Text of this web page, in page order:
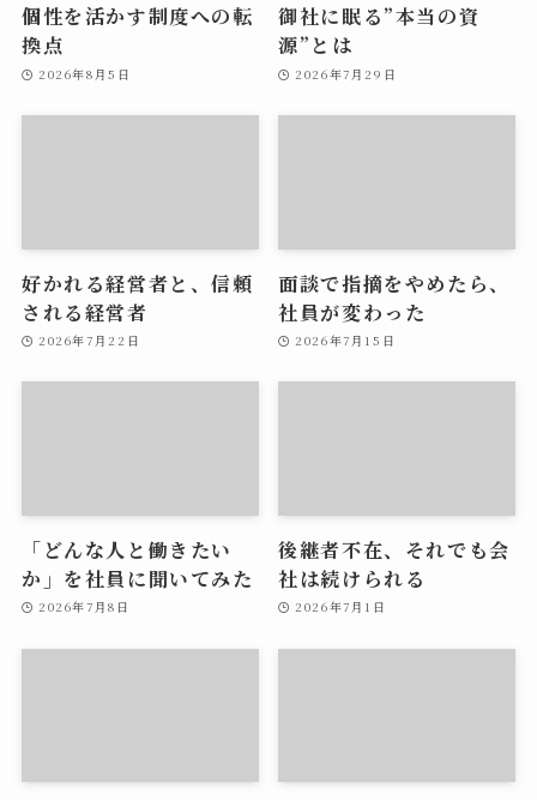
個性を活かす制度への転
換点
2026年8月5日
御社に眠る”本当の資
源”とは
2026年7月29日
好かれる経営者と、信頼
される経営者
2026年7月22日
面談で指摘をやめたら、
社員が変わった
2026年7月15日
「どんな人と働きたい
か」を社員に聞いてみた
2026年7月8日
後継者不在、それでも会
社は続けられる
2026年7月1日